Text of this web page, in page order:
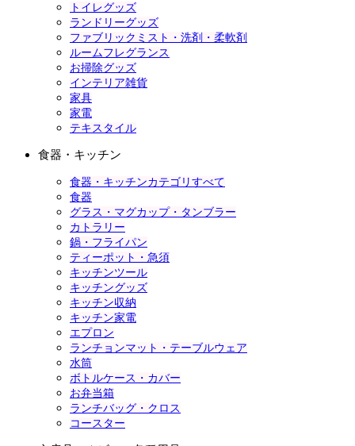
トイレグッズ
ランドリーグッズ
ファブリックミスト・洗剤・柔軟剤
ルームフレグランス
お掃除グッズ
インテリア雑貨
家具
家電
テキスタイル
食器・キッチン
食器・キッチンカテゴリすべて
食器
グラス・マグカップ・タンブラー
カトラリー
鍋・フライパン
ティーポット・急須
キッチンツール
キッチングッズ
キッチン収納
キッチン家電
エプロン
ランチョンマット・テーブルウェア
水筒
ボトルケース・カバー
お弁当箱
ランチバッグ・クロス
コースター